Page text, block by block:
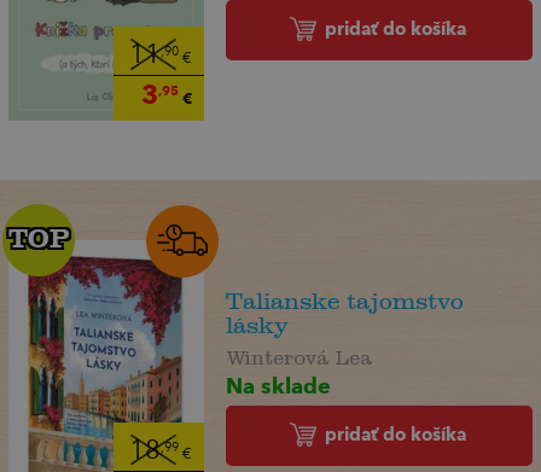
11,90€
3,95€
pridať do košíka
18,99 €
TOP
TOP
Talianske tajomstvo
lásky
Winterová Lea
Na sklade
pridať do košíka